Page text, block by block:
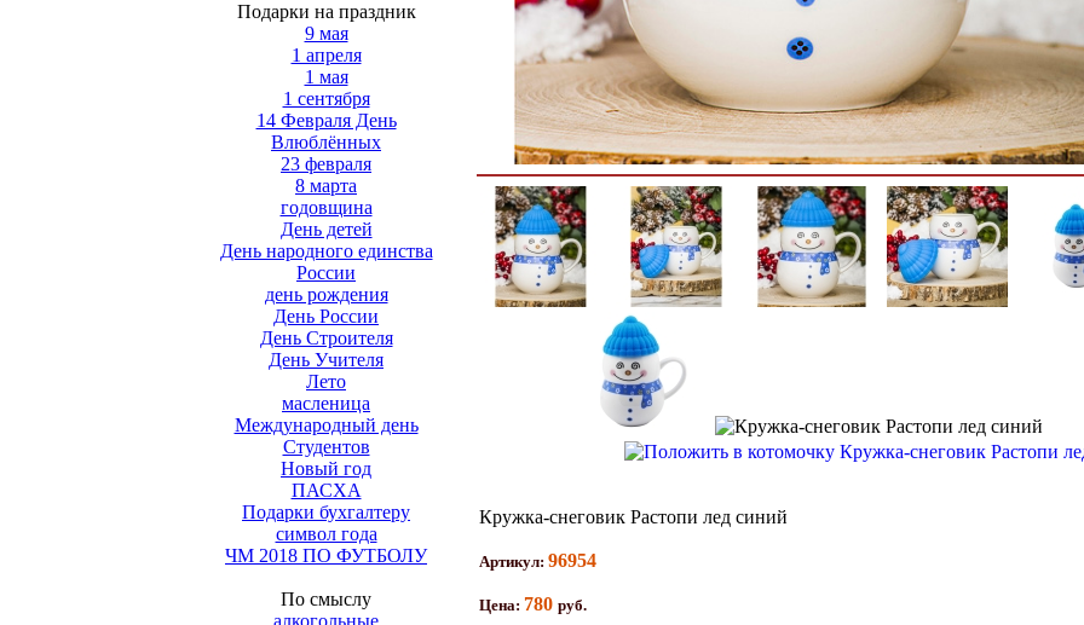
Подарки на праздник
9 мая
1 апреля
1 мая
1 сентября
14 Февраля День
Влюблённых
23 февраля
8 марта
годовщина
День детей
День народного единства
России
день рождения
День России
День Строителя
День Учителя
Лето
масленица
Международный день
Студентов
Новый год
ПАСХА
Подарки бухгалтеру
символ года
ЧМ 2018 ПО ФУТБОЛУ
По смыслу
алкогольные
Кружка-снеговик Растопи лед синий
Артикул: 96954
Цена: 780 руб.